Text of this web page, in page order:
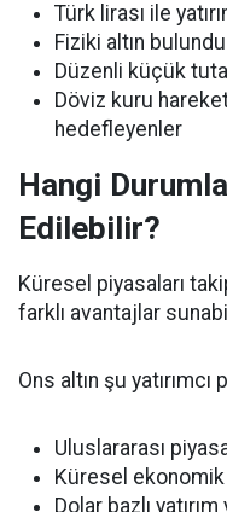
Türk lirası ile
Fiziki altın
Düzenli küçük
Döviz kuru
hedefleyenler
Hangi
Edilebilir?
Küresel piyasaları
farklı avantajlar
Ons altın şu
Uluslararası
Küresel
Dolar bazlı